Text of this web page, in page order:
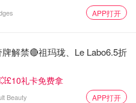
肉被人挖走了 生气😤
APP打开
解禁🔴祖玛珑、Le Labo6.5折
礼卡免费拿
Beauty APP打开